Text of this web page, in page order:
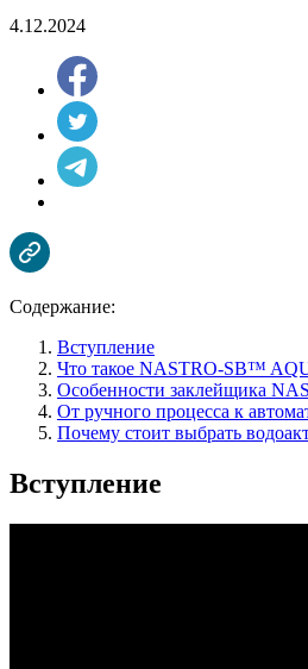
4.12.2024
Содержание:
Вступление
Что такое NASTRO-SB™
Особенности заклейщика
От ручного процесса к
Почему стоит выбрать
Вступление